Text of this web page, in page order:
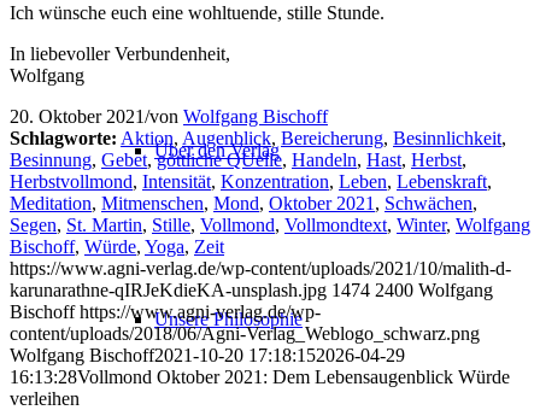
Über den Verlag
Unsere Philosophie
Ich wünsche euch eine wohltuende, stille Stunde.
In liebevoller Verbundenheit,
Wolfgang
20. Oktober 2021/von Wolfgang Bischoff
Schlagworte: Aktion, Augenblick, Bereicherung, Besinnlichkeit,
Besinnung, Gebet,göttliche QUelle, Handeln, Hast, Herbst,
Herbstvollmond, Intensität, Konzentration, Leben, Lebenskraft,
Meditation, Mitmenschen, Mond, Oktober 2021 , Schwächen,
Segen, St. Martin, Stille, Vollmond, Vollmondtext, Winter, Wolfgang
Bischoff, Würde, Yoga, Zeit
https://www.agni-verlag.de/wp-content/uploads/2021/10/malith-d-
karunarathne-qIRJeKdieKA-unsplash.jpg 1474 2400 Wolfgang
Bischoff https://www.agni-verlag.de/wp-
content/uploads/2018/06/Agni-Verlag_Weblogo_schwarz.png
Wolfgang Bischoff2021-10-20 17:18:152026-04-29
16:13:28Vollmond Oktober 2021: Dem Lebensaugenblick Würde
verleihen